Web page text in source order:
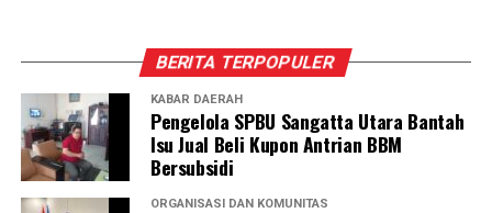
BERITA TERPOPULER
KABAR DAERAH
Pengelola SPBU Sangatta Utara Bantah
Isu Jual Beli Kupon Antrian BBM
Bersubsidi
ORGANISASI DAN KOMUNITAS